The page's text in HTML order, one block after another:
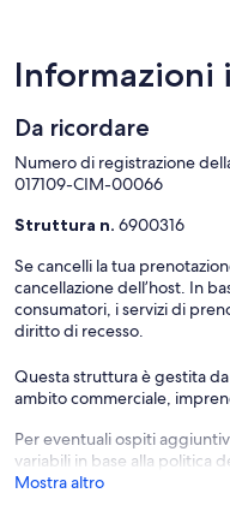
Informazioni
Da ricordare
Numero di registrazione
017109-CIM-00066
Struttura n. 6900316
Se cancelli la tua
cancellazione dell’host. In
consumatori, i servizi di
diritto di recesso.
Questa struttura è gestita
ambito commerciale,
Per eventuali ospiti
variabili in base alla politica
Mostra altro